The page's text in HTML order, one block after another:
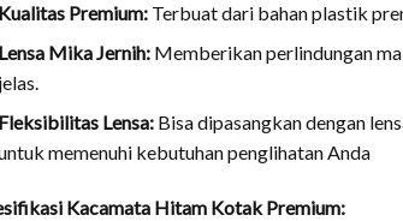
Kualitas Premium: Terbuat dari bahan plastik
Lensa Mika Jernih: Memberikan perlindungan
jelas.
Fleksibilitas Lensa: Bisa dipasangkan dengan
memenuhi kebutuhan penglihatan Anda
Kacamata Hitam Kotak Premium: